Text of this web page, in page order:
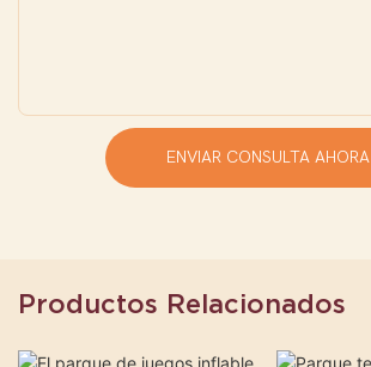
ENVIAR CONSULTA AHORA
Productos Relacionados